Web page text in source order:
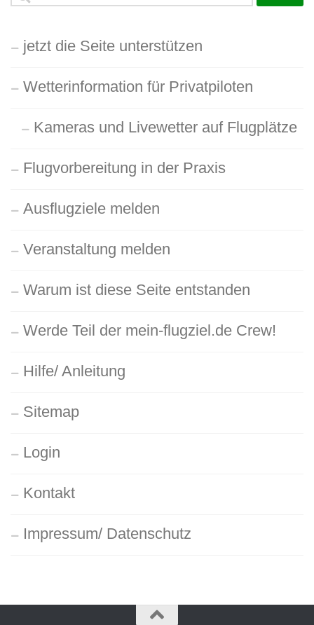
jetzt die Seite unterstützen
Wetterinformation für Privatpiloten
Kameras und Livewetter auf Flugplätze
Flugvorbereitung in der Praxis
Ausflugziele melden
Veranstaltung melden
Warum ist diese Seite entstanden
Werde Teil der mein-flugziel.de Crew!
Hilfe/ Anleitung
Sitemap
Login
Kontakt
Impressum/ Datenschutz